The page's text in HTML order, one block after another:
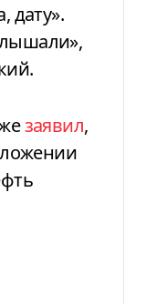
дату».
заявил,